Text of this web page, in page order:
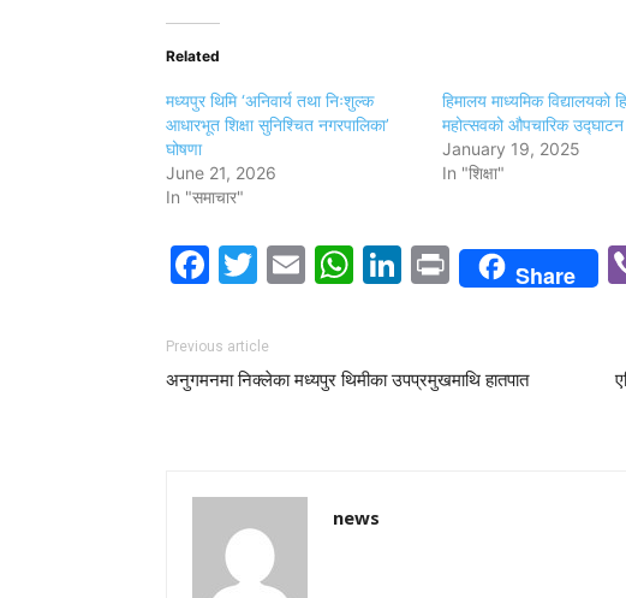
Related
मध्यपुर थिमि ‘अनिवार्य तथा निःशुल्क
आधारभूत शिक्षा सुनिश्चित नगरपालिका’
घोषणा
June 21, 2026
In "समाचार"
हिमालय माध्यमिक विद्यालयको
महोत्सवको औपचारिक उद्घाटन
January 19, 2025
In "शिक्षा"
Facebook
Twitter
EmailWhatsApp
LinkedIn
PrintShare
Previous article
अनुगमनमा निक्लेका मध्यपुर थिमीका उपप्रमुखमाथि हातपात
news